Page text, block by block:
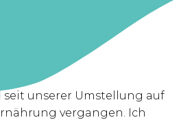
seit unserer Umstellung auf
vergangen. Ich